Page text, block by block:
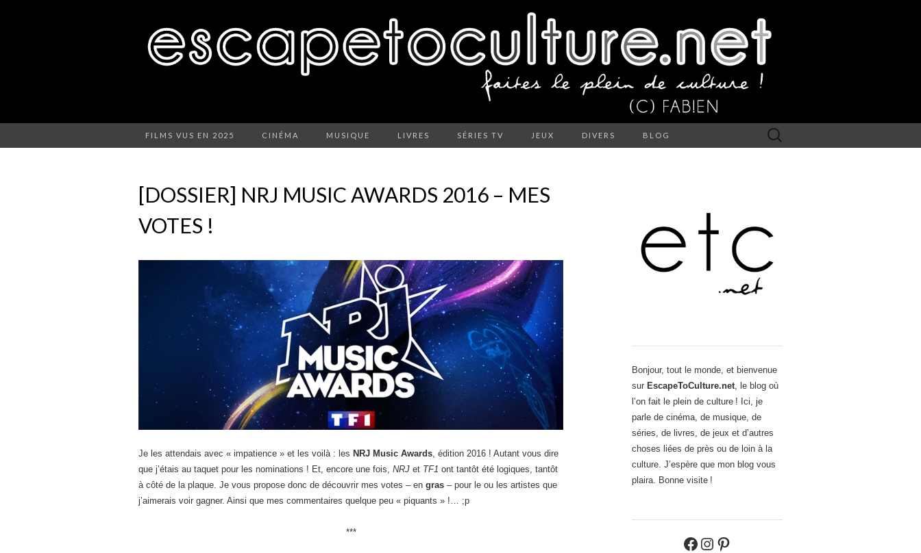
FILMS VUS EN 2025 CINÉMA MUSIQUE LIVRES SÉRIES TV JEUX DIVERS BLOG Rechercher :
[DOSSIER] NRJ MUSIC AWARDS 2016 – MES
VOTES !
Je les attendais avec « impatience » et les voilà : les NRJ Music Awards , édition 2016 ! Autant vous dire
que j’étais au taquet pour les nominations ! Et, encore une fois, NRJ et TF1 ont tantôt été logiques, tantôt
à côté de la plaque. Je vous propose donc de découvrir mes votes – en gras – pour le ou les artistes que
j’aimerais voir gagner. Ainsi que mes commentaires quelque peu « piquants » !… ;p
***
Bonjour, tout le monde, et bienvenue
sur EscapeToCulture.net , le blog où
l’on fait le plein de culture ! Ici, je
parle de cinéma, de musique, de
séries, de livres, de jeux et d’autres
choses liées de près ou de loin à la
culture. J’espère que mon blog vous
plaira. Bonne visite !
Facebook
Instagram
Pinterest